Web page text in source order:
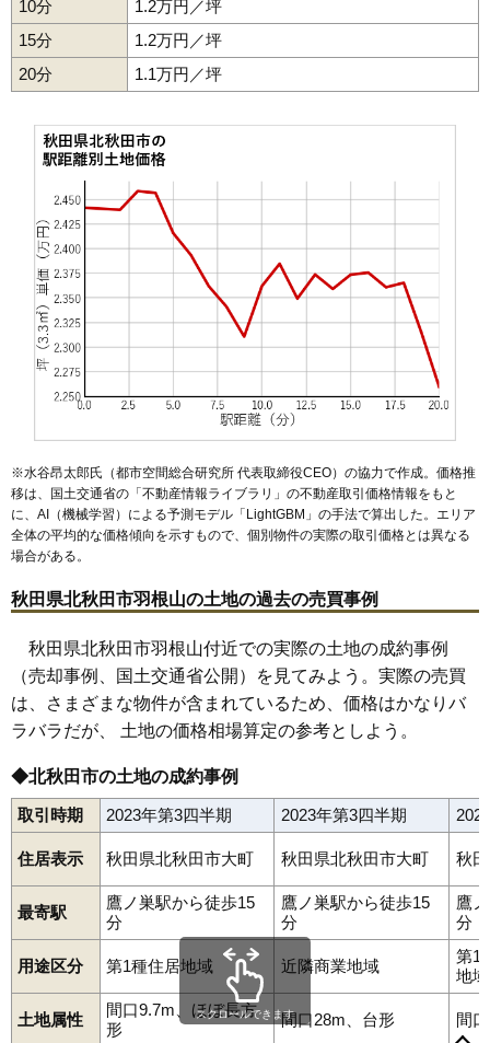
10分
1.2万円／坪
15分
1.2万円／坪
20分
1.1万円／坪
※水谷昂太郎氏（都市空間総合研究所 代表取締役CEO）の協力で作成。価格推
移は、国土交通省の「不動産情報ライブラリ 」の不動産取引価格情報をもと
に、AI（機械学習）による予測モデル「LightGBM」の手法で算出した。エリア
全体の平均的な価格傾向を示すもので、個別物件の実際の取引価格とは異なる
場合がある。
秋田県北秋田市羽根山の土地の過去の売買事例
秋田県北秋田市羽根山付近での実際の土地の成約事例
（売却事例、国土交通省公開）を見てみよう。実際の売買
は、さまざまな物件が含まれているため、価格はかなりバ
ラバラだが、 土地の価格相場算定の参考としよう。
◆北秋田市の土地の成約事例
取引時期 2023年第3四半期 2023年第3四半期
住居表示 秋田県北秋田市大町 秋田県北秋田市大町 秋
最寄駅
鷹ノ巣駅から徒歩15
分
鷹ノ巣駅から徒歩15
分
鷹
分
用途区分 第1種住居地域 近隣商業地域
第1
地域
土地属性
間口9.7m、ほぼ長方
形
間口28m、台形 間
スクロールできます